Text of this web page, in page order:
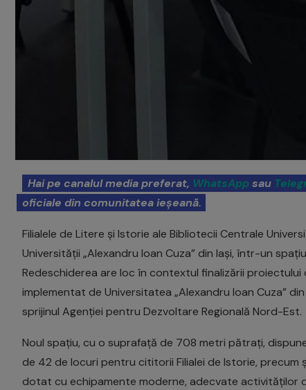
Hai pe canalul media preferat, WhatsAppsau
oficiale din comunitatea ieșeană.
Filialele de Litere și Istorie ale Bibliotecii Centrale
Universității „Alexandru Ioan Cuza” din Iași, într-un
Redeschiderea are loc în contextul finalizării
implementat de Universitatea „Alexandru Ioan Cuza”
sprijinul Agenției pentru Dezvoltare Regională Nord-Est.
Noul spațiu, cu o suprafață de 708 metri pătrați,
de 42 de locuri pentru cititorii Filialei de Istorie,
dotat cu echipamente moderne, adecvate activităților